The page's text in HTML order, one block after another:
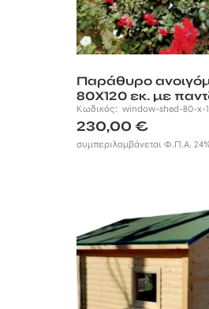
Παράθυρο
80Χ120 εκ. με
Κωδικός: window-shed-80-x-
230,00 €
συμπεριλαμβάνεται Φ.Π.Α.